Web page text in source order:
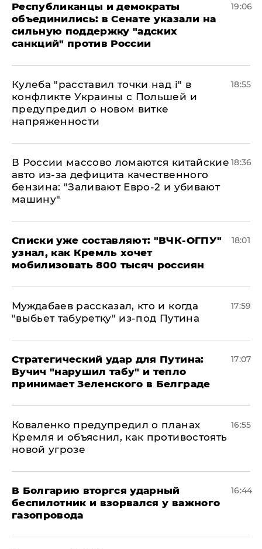
Республиканцы и демократы
объединились: в Сенате указали на
сильную поддержку "адских
санкций" против России
19:06
Кулеба "расставил точки над і" в
конфликте Украины с Польшей и
предупредил о новом витке
напряженности
18:55
В России массово ломаются китайские
авто из-за дефицита качественного
бензина: "Заливают Евро-2 и убивают
машину"
18:36
Списки уже составляют: "ВЧК-ОГПУ"
узнал, как Кремль хочет
мобилизовать 800 тысяч россиян
18:01
Муждабаев рассказал, кто и когда
"выбьет табуретку" из-под Путина
17:59
Стратегический удар для Путина:
Вучич "нарушил табу" и тепло
принимает Зеленского в Белграде
17:07
Коваленко предупредил о планах
Кремля и объяснил, как противостоять
новой угрозе
16:55
В Болгарию вторгся ударный
беспилотник и взорвался у важного
газопровода
16:44